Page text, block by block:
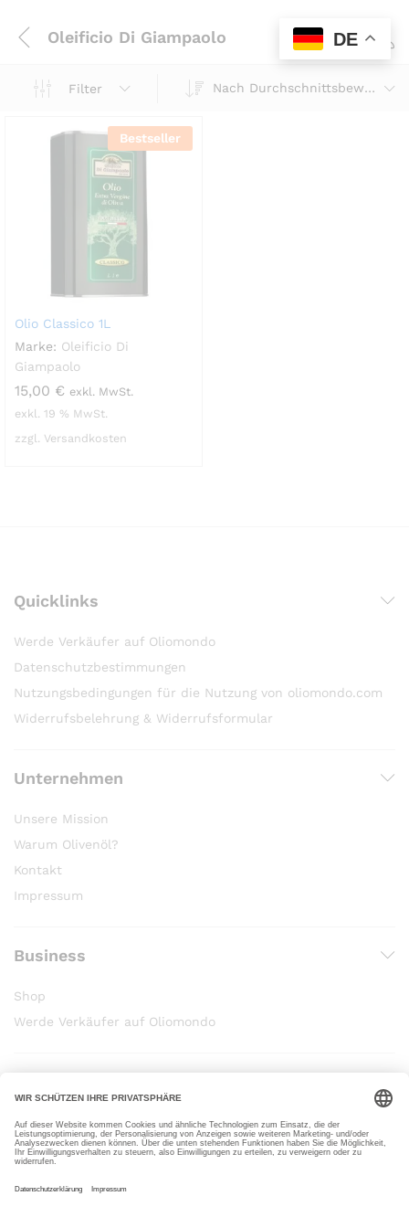
Oleificio Di Giampaolo 0
Filter Nach Durchschnittsbewertung sortiert
Bestseller
Olio Classico 1L
Marke: Oleificio Di
Giampaolo
15,00 € exkl. MwSt.
exkl. 19 % MwSt.
zzgl. Versandkosten
Quicklinks
Werde Verkäufer auf Oliomondo
Datenschutzbestimmungen
Nutzungsbedingungen für die Nutzung von oliomondo.com
Widerrufsbelehrung & Widerrufsformular
Unternehmen
Unsere Mission
Warum Olivenöl?
Kontakt
Impressum
Business
Shop
Werde Verkäufer auf Oliomondo
Wir verwenden die sichere Zahlung für
DE